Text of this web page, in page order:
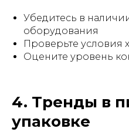
Убедитесь в
оборудования
Проверьте условия
Оцените уровень
4. Тренды в
упаковке